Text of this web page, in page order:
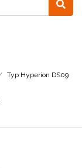
Typ Hyperion DS09